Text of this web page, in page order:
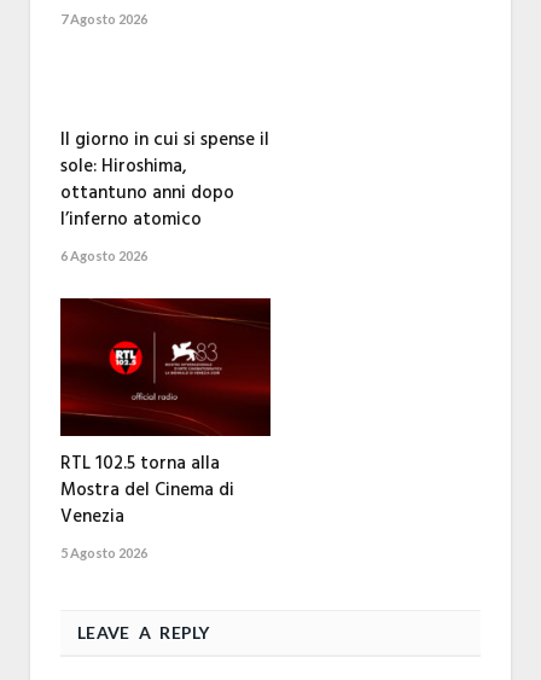
7 Agosto 2026
Il giorno in cui si spense il
sole: Hiroshima,
ottantuno anni dopo
l’inferno atomico
6 Agosto 2026
RTL 102.5 torna alla
Mostra del Cinema di
Venezia
5 Agosto 2026
LEAVE A REPLY